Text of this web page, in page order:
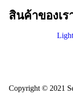
สินค้าของเร
Copyright © 2021